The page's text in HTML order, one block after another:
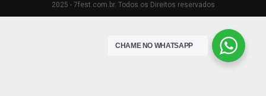
2025 - 7fest.com.br. Todos os Direitos reservados
CHAME NO WHATSAPP